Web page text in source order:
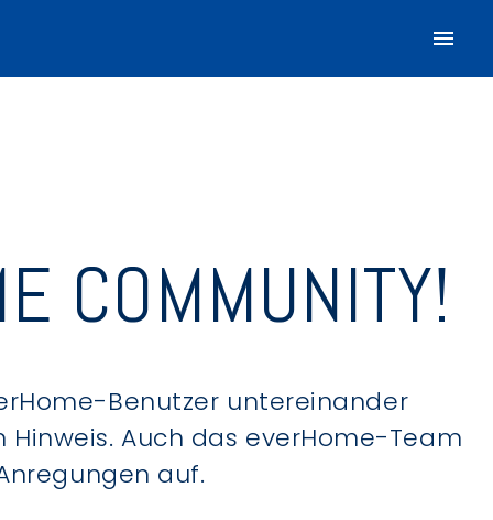
COMMUNITY!
Benutzer untereinander
Auch das everHome-Team
auf.